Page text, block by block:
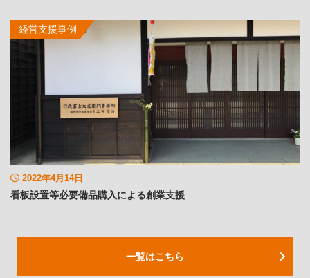
2022年4月14日
看板設置等必要備品購入による創業支援
経営支援事例
一覧はこちら